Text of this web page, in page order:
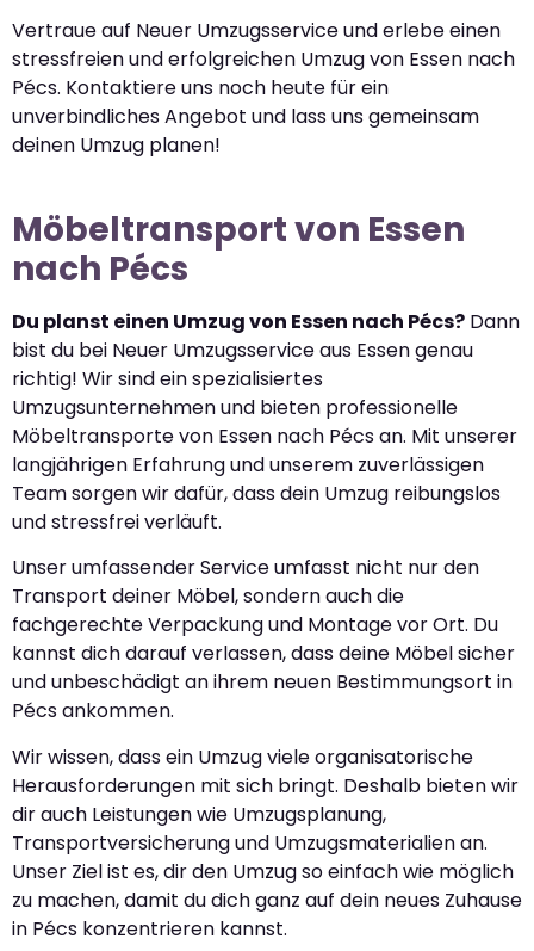
Vertraue auf Neuer Umzugsservice und erlebe einen
stressfreien und erfolgreichen Umzug von Essen nach
Pécs. Kontaktiere uns noch heute für ein
unverbindliches Angebot und lass uns gemeinsam
deinen Umzug planen!
Möbeltransport von Essen
nach Pécs
Du planst einen Umzug von Essen nach Pécs? Dann
bist du bei Neuer Umzugsservice aus Essen genau
richtig! Wir sind ein spezialisiertes
Umzugsunternehmen und bieten professionelle
Möbeltransporte von Essen nach Pécs an. Mit unserer
langjährigen Erfahrung und unserem zuverlässigen
Team sorgen wir dafür, dass dein Umzug reibungslos
und stressfrei verläuft.
Unser umfassender Service umfasst nicht nur den
Transport deiner Möbel, sondern auch die
fachgerechte Verpackung und Montage vor Ort. Du
kannst dich darauf verlassen, dass deine Möbel sicher
und unbeschädigt an ihrem neuen Bestimmungsort in
Pécs ankommen.
Wir wissen, dass ein Umzug viele organisatorische
Herausforderungen mit sich bringt. Deshalb bieten wir
dir auch Leistungen wie Umzugsplanung,
Transportversicherung und Umzugsmaterialien an.
Unser Ziel ist es, dir den Umzug so einfach wie möglich
zu machen, damit du dich ganz auf dein neues Zuhause
in Pécs konzentrieren kannst.